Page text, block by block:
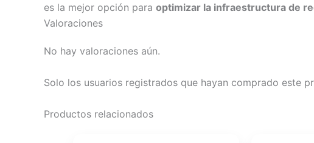
es la mejor opción para optimizar la infraestructura de
Valoraciones
No hay valoraciones aún.
Solo los usuarios registrados que hayan comprado este
Productos relacionados